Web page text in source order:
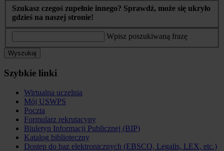
Szukasz czegoś zupełnie innego? Sprawdź, może się ukryło
gdzieś na naszej stronie!
Wpisz poszukiwaną frazę
Wyszukaj
Szybkie linki
Wirtualna uczelnia
Mój USWPS
Poczta
Formularz rekrutacyny
Biuletyn Informacji Publicznej (BIP)
Katalog biblioteczny
Dostęp do baz elektronicznych (EBSCO, Legalis, LEX, etc.)